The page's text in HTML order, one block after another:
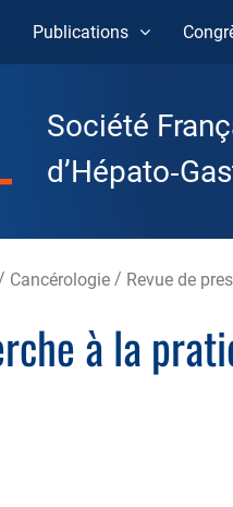
Publications
Société
Cancérologie / Revue de
à la